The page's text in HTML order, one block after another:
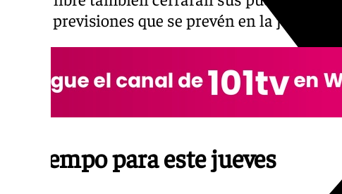
malas previsiones que se prevén en la jornada
El tiempo para este jueves